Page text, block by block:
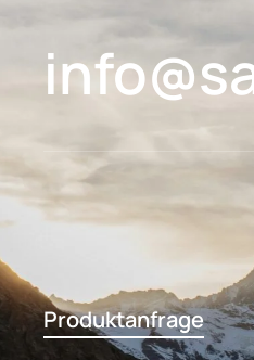
Produktanfrage